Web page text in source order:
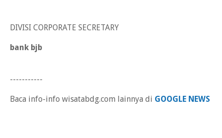
DIVISI CORPORATE SECRETARY
bank bjb
-----------
Baca info-info wisatabdg.com lainnya di GOOGLE NEWS